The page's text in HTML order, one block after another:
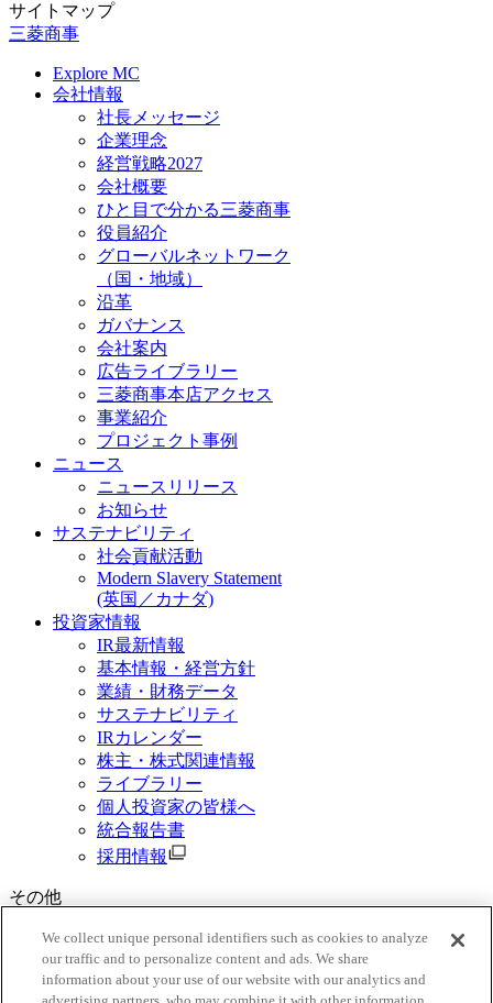
サイトマップ
三菱商事
Explore MC
会社情報
社長メッセージ
企業理念
経営戦略2027
会社概要
ひと目で分かる三菱商事
役員紹介
グローバルネットワーク
（国・地域）
沿革
ガバナンス
会社案内
広告ライブラリー
三菱商事本店アクセス
事業紹介
プロジェクト事例
ニュース
ニュースリリース
お知らせ
サステナビリティ
社会貢献活動
Modern Slavery Statement
(英国／カナダ)
投資家情報
IR最新情報
基本情報・経営方針
業績・財務データ
サステナビリティ
IRカレンダー
株主・株式関連情報
ライブラリー
個人投資家の皆様へ
統合報告書
採用情報
その他
ご利用規約
三菱商事グループ個人情報保護基本方針
We collect unique personal identifiers such as cookies to analyze
our traffic and to personalize content and ads. We share
information about your use of our website with our analytics and